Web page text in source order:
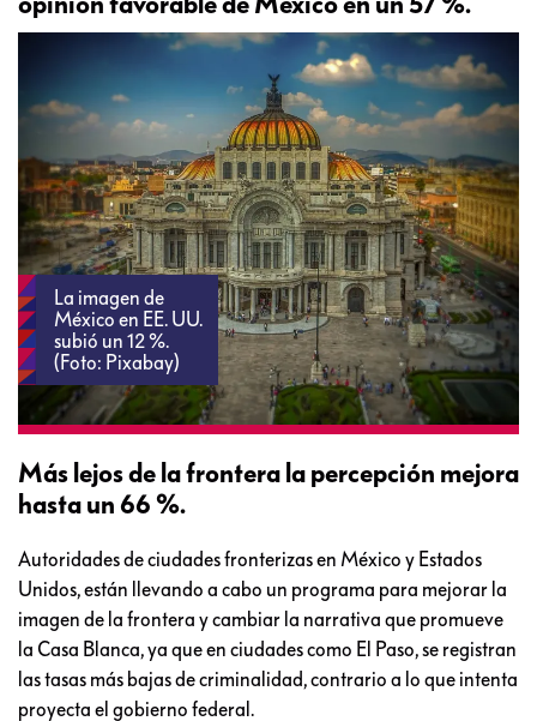
La imagen de
México en EE. UU.
subió un 12 %.
(Foto: Pixabay)
Más lejos de la frontera la percepción mejora
hasta un 66 %.
Autoridades de ciudades fronterizas en México y Estados
Unidos, están llevando a cabo un programa para mejorar la
imagen de la frontera y cambiar la narrativa que promueve
la Casa Blanca, ya que en ciudades como El Paso, se registran
las tasas más bajas de criminalidad, contrario a lo que intenta
proyecta el gobierno federal.